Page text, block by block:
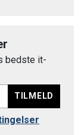
bedste it-
TILMELD